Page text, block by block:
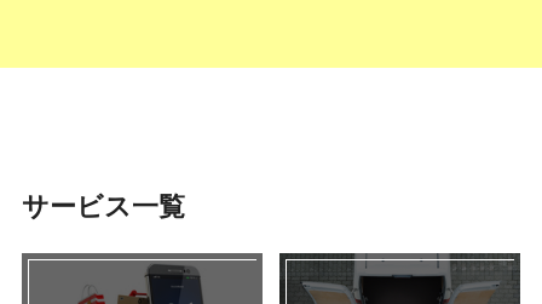
サービス一覧